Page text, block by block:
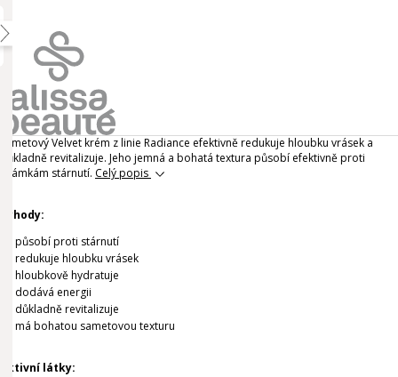
Sametový Velvet krém z linie Radiance efektivně redukuje hloubku vrásek a
důkladně revitalizuje. Jeho jemná a bohatá textura působí efektivně proti
známkám stárnutí. Celý popis
Výhody:
působí proti stárnutí
redukuje hloubku vrásek
hloubkově hydratuje
dodává energii
důkladně revitalizuje
má bohatou sametovou texturu
Aktivní látky: